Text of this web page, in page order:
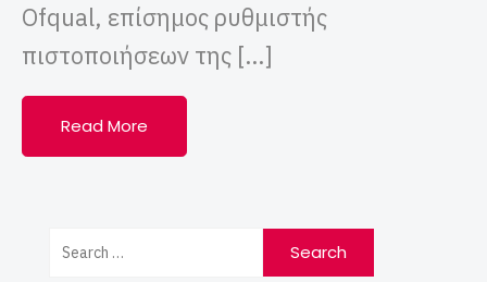
Ofqual, επίσημος ρυθμιστής
πιστοποιήσεων της […]
Read More